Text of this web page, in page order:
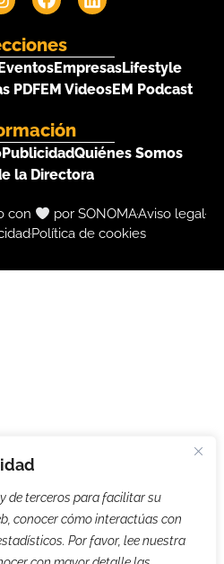
de terceros para facilitar su
conocer cómo interactúas con
Por favor, lee nuestra
EventosEmpresasLifestyle
PDFEM VideosEM Podcast
PublicidadQuiénes Somos
la Directora
con por SONOMAAviso legal
Política de cookies